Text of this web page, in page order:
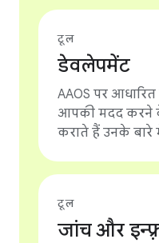
टूल
डेवलेपमेंट
AAOS पर
आपकी मदद करने
कराते हैं उनके बारे
टूल
जांच और